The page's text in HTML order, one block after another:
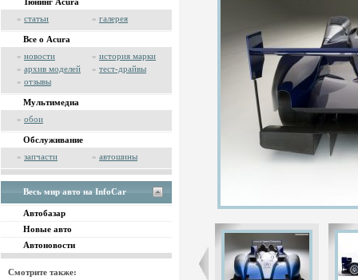
» статьи » галерея
Все о Acura
» новости » история марки
» архив моделей » тест-драйвы
» отзывы
Мультимедиа
» обои
Обслуживание
» запчасти » автошины
Весь мир авто на InfoCar
Автобазар
Новые авто
Автоновости
Смотрите также: